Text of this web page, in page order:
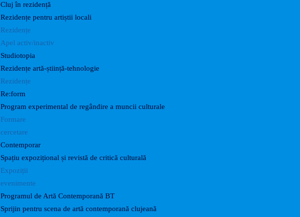
Cluj în rezidență
Rezidențe pentru artiștii locali
Rezidențe
Apel activ/inactiv
Studiotopia
Rezidențe artă-știință-tehnologie
Rezidențe
Re:form
Program experimental de regândire a muncii culturale
Formare
cercetare
Contemporar
Spațiu expozițional și revistă de critică culturală
Expoziții
evenimente
Programul de Artă Contemporană BT
Sprijin pentru scena de artă contemporană clujeană